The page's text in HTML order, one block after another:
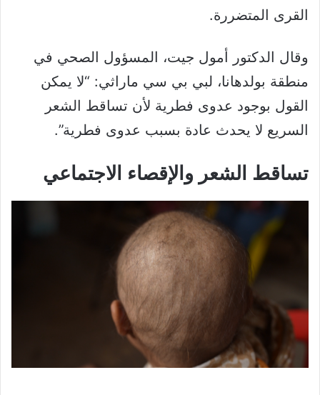
القرى المتضررة.
وقال الدكتور أمول جيت، المسؤول الصحي في
منطقة بولدهانا، لبي بي سي ماراثي: “لا يمكن
القول بوجود عدوى فطرية لأن تساقط الشعر
السريع لا يحدث عادة بسبب عدوى فطرية”.
تساقط الشعر والإقصاء الاجتماعي